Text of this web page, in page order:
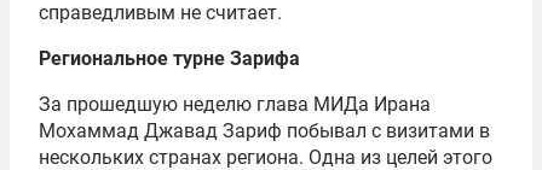
справедливым не считает.
Региональное турне Зарифа
За прошедшую неделю глава МИДа Ирана
Мохаммад Джавад Зариф побывал с визитами в
нескольких странах региона. Одна из целей этого